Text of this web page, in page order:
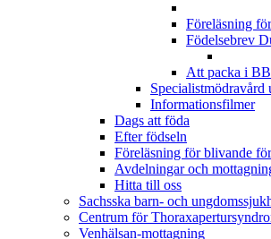
Föreläsning
Födelsebrev
Att packa i
Specialistmödravård
Informationsfilmer
Dags att föda
Efter födseln
Föreläsning för blivande
Avdelningar och
Hitta till oss
Sachsska barn- och
Centrum för
Venhälsan-mottagning